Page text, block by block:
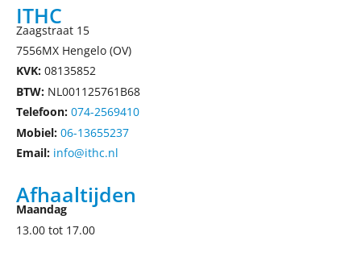
ITHC
Zaagstraat 15
7556MX Hengelo (OV)
KVK: 08135852
BTW: NL001125761B68
Telefoon: 074-2569410
Mobiel: 06-13655237
Email: info@ithc.nl
Afhaaltijden
Maandag
13.00 tot 17.00